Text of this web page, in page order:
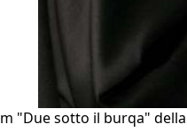
"Due sotto il burqa"